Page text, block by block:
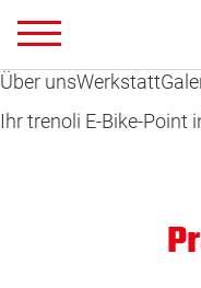
Über unsWerkstatt
Ihr trenoli E-Bike-Point